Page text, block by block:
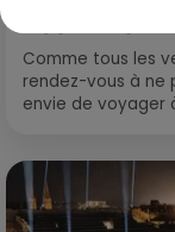
Comme tous les
rendez-vous à ne
envie de voyager